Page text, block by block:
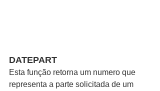
DATEPART
Esta função retorna um numero que
representa a parte solicitada de um